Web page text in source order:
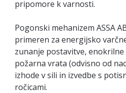
pripomore k varnosti.
Pogonski mehanizem ASSA
primeren za energijsko
zunanje postavitve,
požarna vrata (odvisno od
izhode v sili in izvedbe s
ročicami.